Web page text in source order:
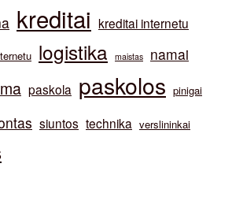
kreditai kreditai internetu
logistika maistas
namai
paskola paskolos pinigai
siuntos technika verslininkai